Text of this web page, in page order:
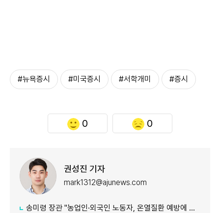
#뉴욕증시 #미국증시 #서학개미 #증시
0 0
권성진 기자
mark1312@ajunews.com
송미령 장관 "농업인·외국인 노동자, 온열질환 예방에 가용자원 총동원"